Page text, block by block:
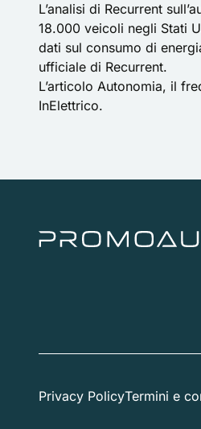
L’analisi di Recurrent
18.000 veicoli negli Stati
dati sul consumo di
ufficiale di Recurrent.
L’articolo Autonomia, il
InElettrico.
Privacy PolicyTermini e